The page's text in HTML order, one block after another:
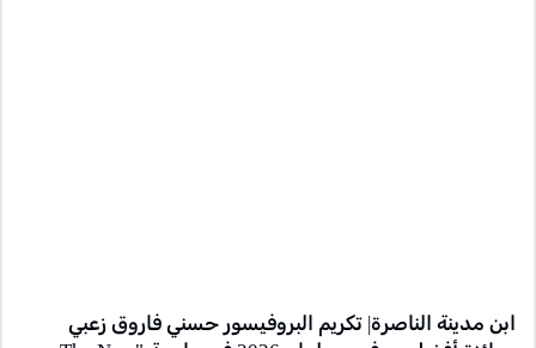
ابن مدينة الناصرة| تكريم البروفيسور حسني فاروق زعبي